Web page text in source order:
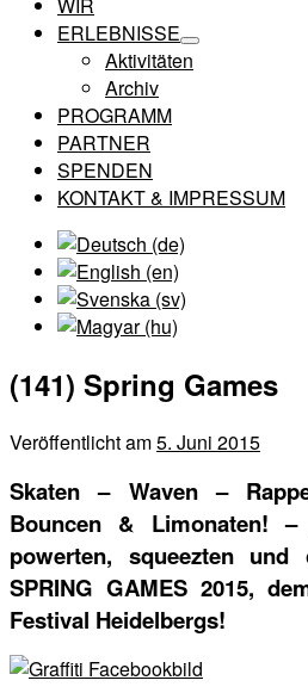
ERLEBNISSE
Aktivitäten
Archiv
PROGRAMM
PARTNER
SPENDEN
KONTAKT & IMPRESSUM
(141) Spring Games
Veröffentlicht am5. Juni 2015
Skaten – Waven –
Bouncen & Limonaten! –
powerten, squeezten
SPRING GAMES 2015,
Festival Heidelbergs!